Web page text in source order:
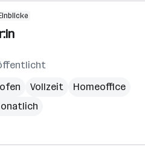
Einblicke
Vollzeit
Homeoffice